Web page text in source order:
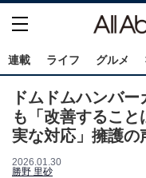
連載 ライフ グルメ
ドムドムハンバ
も「改善するこ
実な対応」擁護の
2026.01.30
勝野 里砂